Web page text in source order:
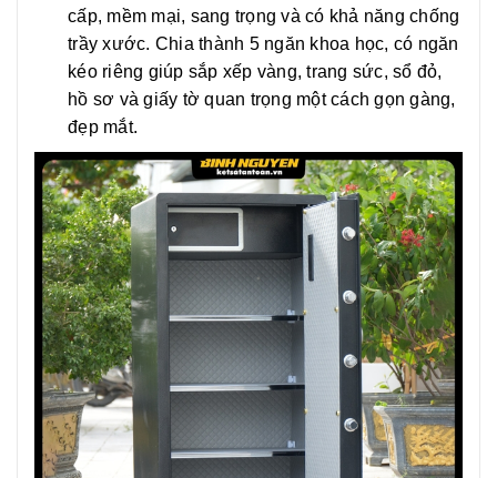
cấp, mềm mại, sang trọng và có khả năng chống
trầy xước. Chia thành 5 ngăn khoa học, có ngăn
kéo riêng giúp sắp xếp vàng, trang sức, sổ đỏ,
hồ sơ và giấy tờ quan trọng một cách gọn gàng,
đẹp mắt.